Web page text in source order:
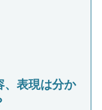
、表現は分か